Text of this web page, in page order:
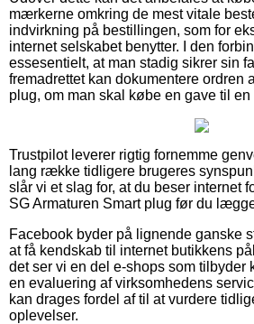
mærkerne omkring de mest vitale
indvirkning på bestillingen, som for
internet selskabet benytter. I den
essesentielt, at man stadig sikrer sin
fremadrettet kan dokumentere ordren
plug, om man skal købe en gave til
Trustpilot leverer rigtig fornemme
lang række tidligere brugeres
slår vi et slag for, at du beser internet
SG Armaturen Smart plug før du
Facebook byder på lignende ganske
at få kendskab til internet butikkens
det ser vi en del e-shops som
en evaluering af virksomhedens
kan drages fordel af til at vurdere
oplevelser.